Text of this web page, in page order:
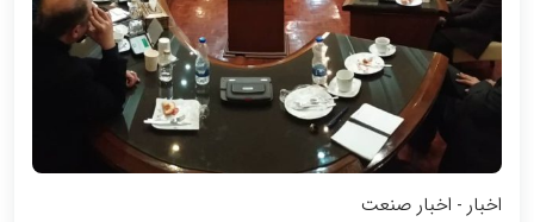
اخبار - اخبار صنعت